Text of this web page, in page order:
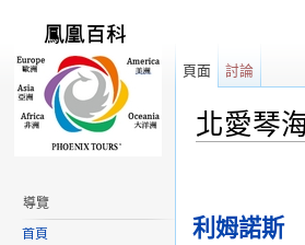
北愛琴
利姆諾斯
頁面 討論
導覽
首頁